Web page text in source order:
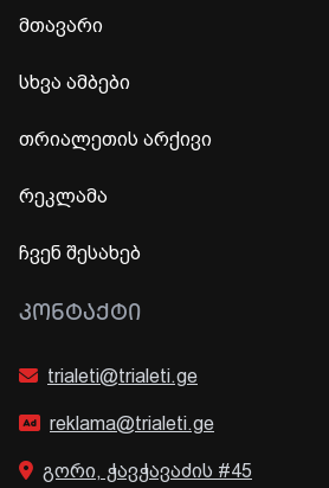
მთავარი
სხვა ამბები
თრიალეთის არქივი
რეკლამა
ჩვენ შესახებ
ᲙᲝᲜᲢᲐᲥᲢᲘ
trialeti@trialeti.ge
reklama@trialeti.ge
გორი, ჭავჭავაძის #45